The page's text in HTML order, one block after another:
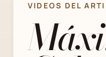
VIDEOS DEL